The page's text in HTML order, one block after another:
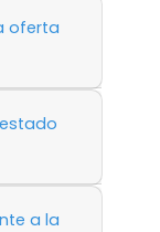
oferta
a la